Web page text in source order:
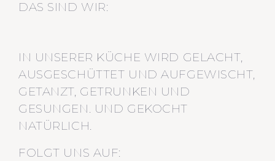
DAS SIND WIR:
IN UNSERER KÜCHE WIRD GELACHT,
AUSGESCHÜTTET UND AUFGEWISCHT,
GETANZT, GETRUNKEN UND
GESUNGEN. UND GEKOCHT
NATÜRLICH.
FOLGT UNS AUF: